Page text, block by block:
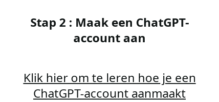
Stap 2 : Maak een ChatGPT-
account aan
Klik hier om te leren hoe je een
ChatGPT-account aanmaakt